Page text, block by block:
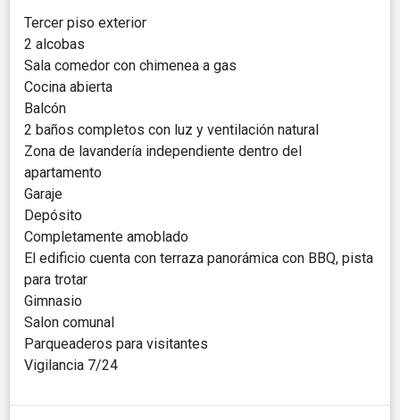
Tercer piso exterior
2 alcobas
Sala comedor con chimenea a gas
Cocina abierta
Balcón
2 baños completos con luz y ventilación natural
Zona de lavandería independiente dentro del
apartamento
Garaje
Depósito
Completamente amoblado
El edificio cuenta con terraza panorámica con BBQ, pista
para trotar
Gimnasio
Salon comunal
Parqueaderos para visitantes
Vigilancia 7/24